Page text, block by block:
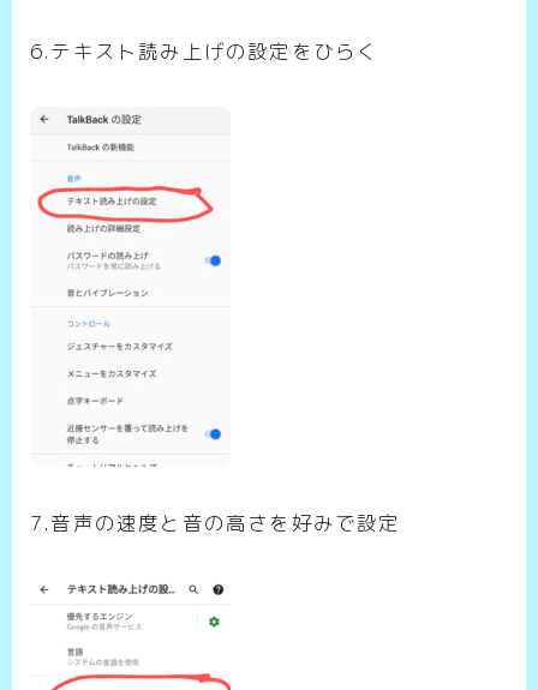
6.テキスト読み上げの設定をひらく
7.音声の速度と音の高さを好みで設定